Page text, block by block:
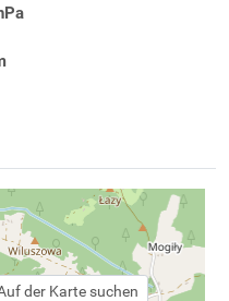
der Karte suchen